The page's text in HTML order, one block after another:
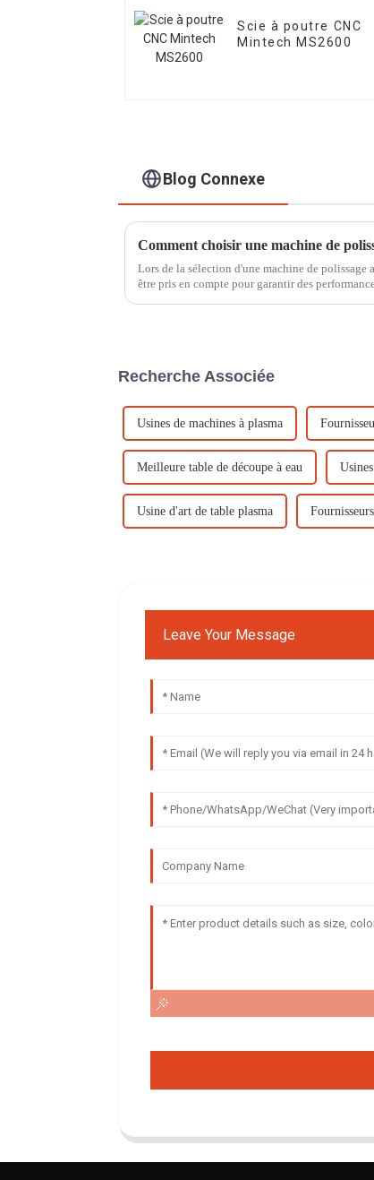
Scie à poutre CNC
Mintech MS2600
Blog Connexe
Comment choisir une machine de
Lors de la sélection d'une machine de
être pris en compte pour garantir des
Recherche Associée
Usines de machines à plasma
Meilleure table de découpe à eau
Usine d'art de table plasma
Leave Your Message